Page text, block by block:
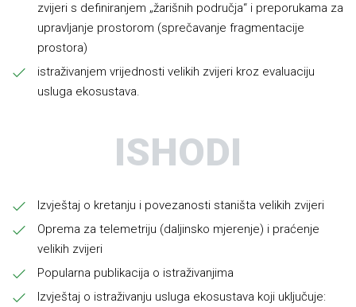
zvijeri s definiranjem „žarišnih područja“ i preporukama za
upravljanje prostorom (sprečavanje fragmentacije
prostora)
istraživanjem vrijednosti velikih zvijeri kroz evaluaciju
usluga ekosustava.
ISHODI
Izvještaj o kretanju i povezanosti staništa velikih zvijeri
Oprema za telemetriju (daljinsko mjerenje) i praćenje
velikih zvijeri
Popularna publikacija o istraživanjima
Izvještaj o istraživanju usluga ekosustava koji uključuje: